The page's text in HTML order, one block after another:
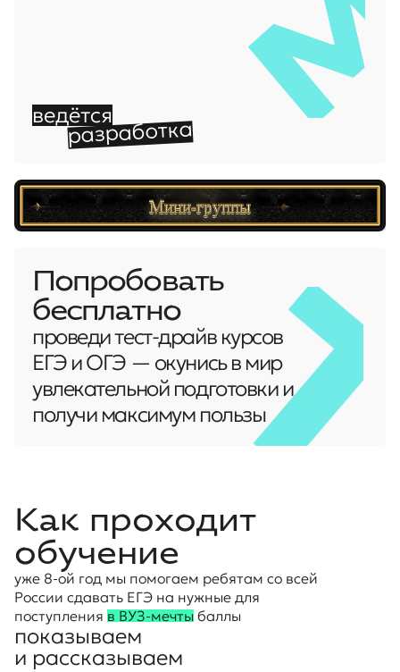
ведётся
разработка
Мини-группы
Попробовать
бесплатно
проведи тест-драйв курсов
ЕГЭ и ОГЭ — окунись в мир
увлекательной подготовки и
получи максимум пользы
Как проходит
обучение
уже 8-ой год мы помогаем ребятам со всей
России сдавать ЕГЭ на нужные для
поступления в ВУЗ-мечты баллы
показываем
и рассказываем